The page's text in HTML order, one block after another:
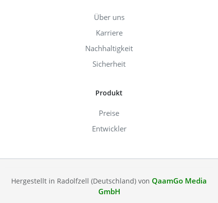
Über uns
Karriere
Nachhaltigkeit
Sicherheit
Produkt
Preise
Entwickler
Hergestellt in Radolfzell (Deutschland) von QaamGo Media
GmbH